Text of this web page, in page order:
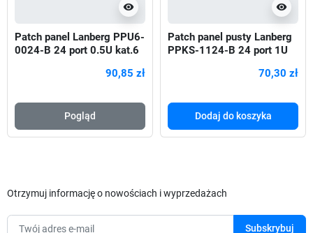
visibility
Patch panel Lanberg PPU6-
0024-B 24 port 0.5U kat.6
90,85 zł
Pogląd
visibility
Patch panel pusty Lanberg
PPKS-1124-B 24 port 1U
70,30 zł
Dodaj do koszyka
Otrzymuj informację o nowościach i wyprzedażach